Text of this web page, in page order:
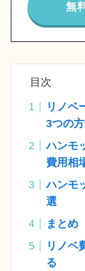
無
目次
リノベ
3つの
ハンモ
費用相
ハンモ
選
まとめ
リノベ
る